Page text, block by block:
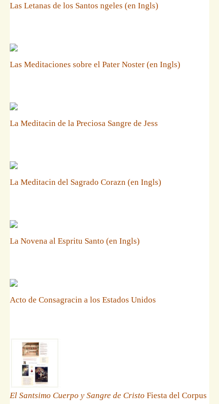
Las Letanas de los Santos ngeles (en Ingls)
Las Meditaciones sobre el Pater Noster (en Ingls)
La Meditacin de la Preciosa Sangre de Jess
La Meditacin del Sagrado Corazn (en Ingls)
La Novena al Espritu Santo (en Ingls)
Acto de Consagracin a los Estados Unidos
El Santsimo Cuerpo y Sangre de Cristo Fiesta del Corpus